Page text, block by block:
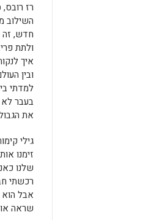
רז רובס,
השילוב
חדש, זה
ולתת
איך
ובין
למדתי
בעבר לא
את
גילי
זימנו
שלנו
רכשתי
אבל
שראה